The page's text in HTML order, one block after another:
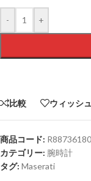
- +
比較 ウィッシ
商品コード:
カテゴリー: 腕時計
タグ: Maserati